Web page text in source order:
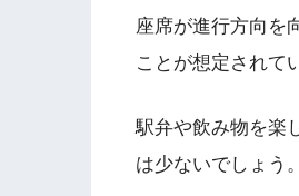
座席が進行方向を
ことが想定されて
駅弁や飲み物を楽
は少ないでしょう。